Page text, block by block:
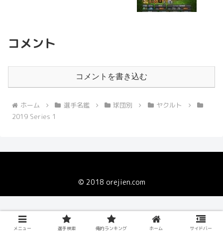
コメント
コメントを書き込む
ホーム 選手名鑑 球団別
ヤクルト
2019 Series 1
© 2018 orejien.com
メニュー 選手検索 俺的ランキング ホーム サイドバー